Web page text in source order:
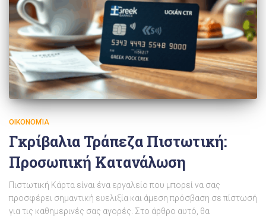
ΟΙΚΟΝΟΜΊΑ
Γκρίβαλια Τράπεζα Πιστωτική:
Προσωπική Κατανάλωση
Πιστωτική Κάρτα είναι ένα εργαλείο που μπορεί να σας
προσφέρει σημαντική ευελιξία και άμεση πρόσβαση σε πίστωσή
για τις καθημερινές σας αγορές. Στο άρθρο αυτό, θα